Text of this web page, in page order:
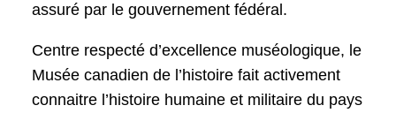
assuré par le gouvernement fédéral.
Centre respecté d’excellence muséologique, le
Musée canadien de l’histoire fait activement
connaitre l’histoire humaine et militaire du pays